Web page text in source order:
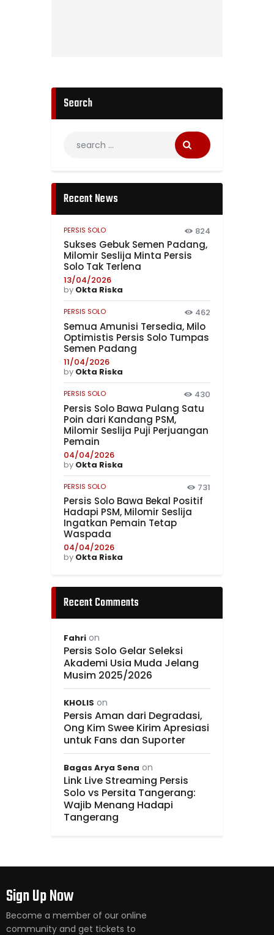
Search
Recent News
PERSIS SOLO 824
Sukses Gebuk Semen Padang,
Milomir Seslija Minta Persis
Solo Tak Terlena
13/04/2026
by Okta Riska
PERSIS SOLO 462
Semua Amunisi Tersedia, Milo
Optimistis Persis Solo Tumpas
Semen Padang
11/04/2026
by Okta Riska
PERSIS SOLO 430
Persis Solo Bawa Pulang Satu
Poin dari Kandang PSM,
Milomir Seslija Puji Perjuangan
Pemain
04/04/2026
by Okta Riska
PERSIS SOLO 731
Persis Solo Bawa Bekal Positif
Hadapi PSM, Milomir Seslija
Ingatkan Pemain Tetap
Waspada
04/04/2026
by Okta Riska
Recent Comments
Fahri on
Persis Solo Gelar Seleksi
Akademi Usia Muda Jelang
Musim 2025/2026
KHOLIS on
Persis Aman dari Degradasi,
Ong Kim Swee Kirim Apresiasi
untuk Fans dan Suporter
Bagas Arya Sena on
Link Live Streaming Persis
Solo vs Persita Tangerang:
Wajib Menang Hadapi
Tangerang
Sign Up Now
Become a member of our online
community and get tickets to